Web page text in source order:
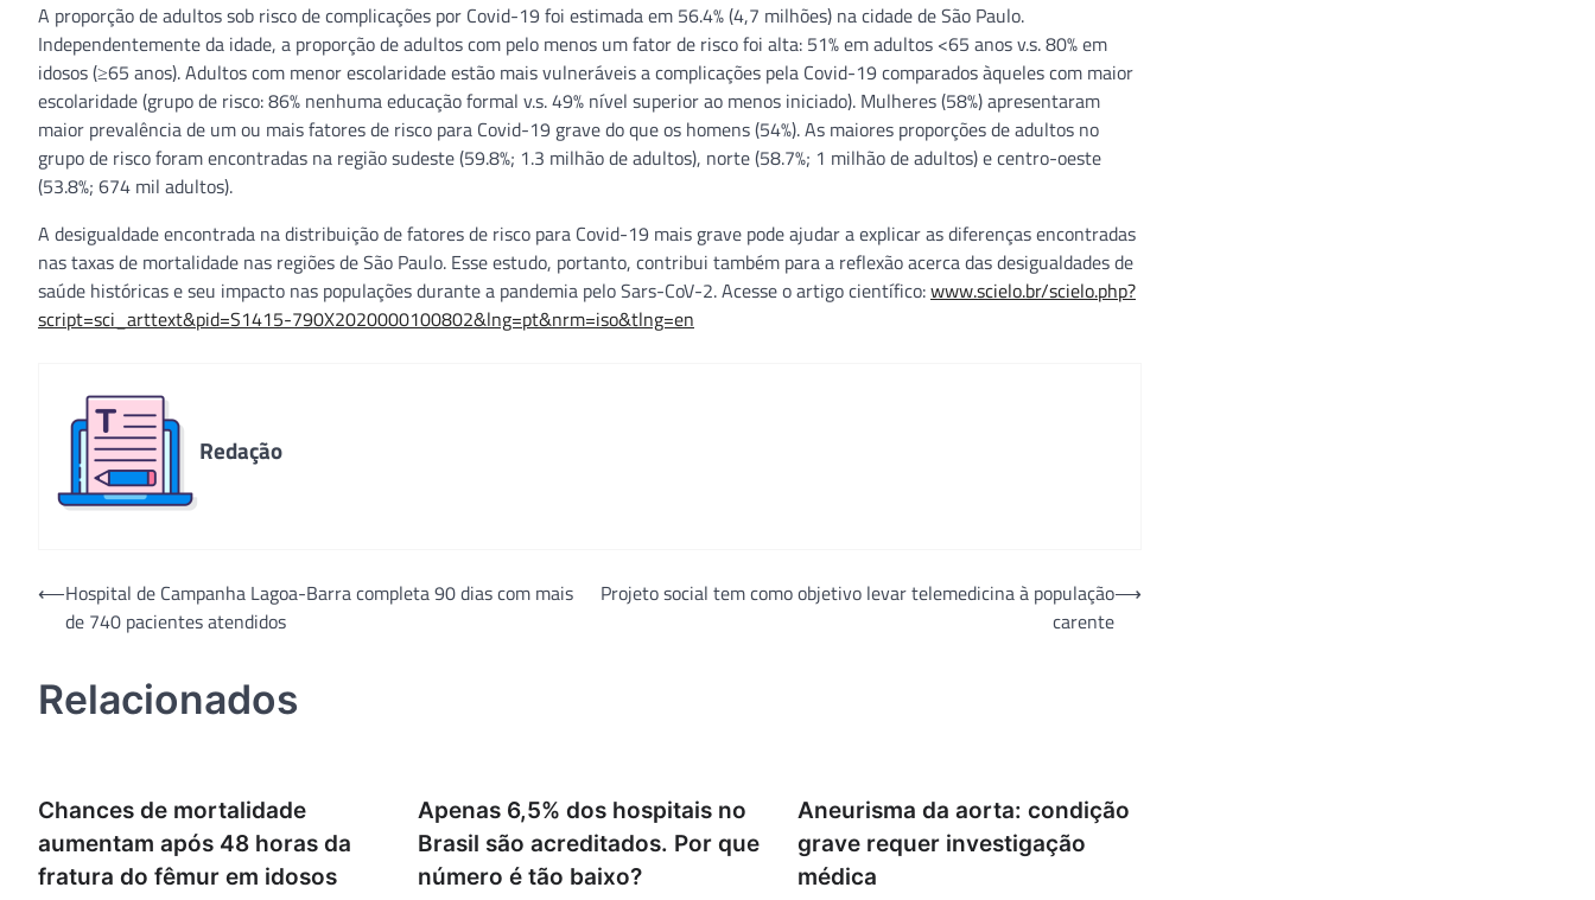
A proporção de adultos sob risco de complicações por Covid-19 foi estimada em 56.4% (4,7 milhões) na cidade de São Paulo.
Independentemente da idade, a proporção de adultos com pelo menos um fator de risco foi alta: 51% em adultos <65 anos v.s. 80% em
idosos (≥65 anos). Adultos com menor escolaridade estão mais vulneráveis a complicações pela Covid-19 comparados àqueles com maior
escolaridade (grupo de risco: 86% nenhuma educação formal v.s. 49% nível superior ao menos iniciado). Mulheres (58%) apresentaram
maior prevalência de um ou mais fatores de risco para Covid-19 grave do que os homens (54%). As maiores proporções de adultos no
grupo de risco foram encontradas na região sudeste (59.8%; 1.3 milhão de adultos), norte (58.7%; 1 milhão de adultos) e centro-oeste
(53.8%; 674 mil adultos).
A desigualdade encontrada na distribuição de fatores de risco para Covid-19 mais grave pode ajudar a explicar as diferenças encontradas
nas taxas de mortalidade nas regiões de São Paulo. Esse estudo, portanto, contribui também para a reflexão acerca das desigualdades de
saúde históricas e seu impacto nas populações durante a pandemia pelo Sars-CoV-2. Acesse o artigo científico:www.scielo.br/scielo.php?
script=sci_arttext&pid=S1415-790X2020000100802&lng=pt&nrm=iso&tlng=en
Redação
Navegação
⟵Hospital de Campanha Lagoa-Barra completa 90 dias com mais
de 740 pacientes atendidos
Projeto social tem como objetivo levar telemedicina à população
carente
⟶
Relacionados
Chances de mortalidade
aumentam após 48 horas da
fratura do fêmur em idosos
Apenas 6,5% dos hospitais no
Brasil são acreditados. Por que
número é tão baixo?
Aneurisma da aorta: condição
grave requer investigação
médica